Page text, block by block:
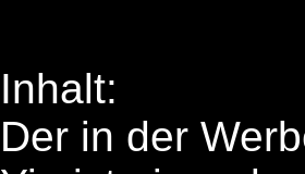
Inhalt:
Der in der